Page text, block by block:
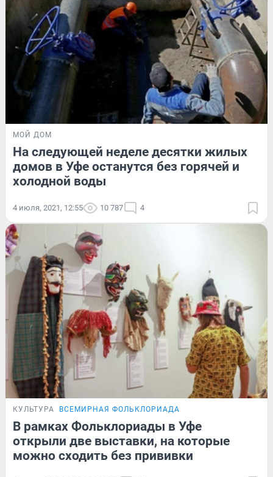
МОЙ ДОМ
На следующей неделе десятки жилых
домов в Уфе останутся без горячей и
холодной воды
4 июля, 2021, 12:55 10 787 4
КУЛЬТУРА ВСЕМИРНАЯ ФОЛЬКЛОРИАДА
В рамках Фольклориады в Уфе
открыли две выставки, на которые
можно сходить без прививки